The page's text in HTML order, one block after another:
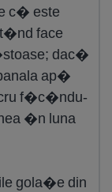
c� este
face
dac�
ap�
f�c�ndu-
�n luna
gola�e din